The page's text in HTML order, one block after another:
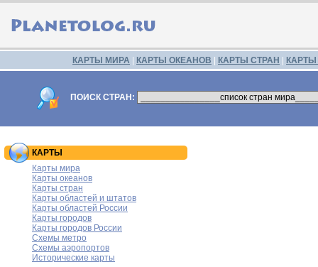
КАРТЫ МИРА КАРТЫ ОКЕАНОВ КАРТЫ СТРАН
ПОИСК СТРАН:
КАРТЫ
Карты мира
Карты океанов
Карты стран
Карты областей и штатов
Карты областей России
Карты городов
Карты городов России
Схемы метро
Схемы аэропортов
Исторические карты